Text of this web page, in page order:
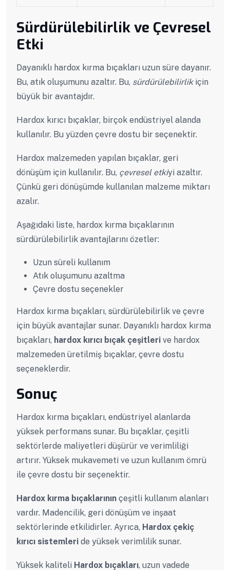
Sürdürülebilirlik ve Çevresel
Etki
Dayanıklı hardox kırma bıçakları uzun süre dayanır.
Bu, atık oluşumunu azaltır. Bu, sürdürülebilirlikiçin
büyük bir avantajdır.
Hardox kırıcı bıçaklar, birçok endüstriyel alanda
kullanılır. Bu yüzden çevre dostu bir seçenektir.
Hardox malzemeden yapılan bıçaklar, geri
dönüşüm için kullanılır. Bu, çevresel etkiyi azaltır.
Çünkü geri dönüşümde kullanılan malzeme miktarı
azalır.
Aşağıdaki liste, hardox kırma bıçaklarının
sürdürülebilirlik avantajlarını özetler:
Uzun süreli kullanım
Atık oluşumunu azaltma
Çevre dostu seçenekler
Hardox kırma bıçakları, sürdürülebilirlik ve çevre
için büyük avantajlar sunar. Dayanıklı hardox kırma
bıçakları, hardox kırıcı bıçak çeşitleri ve hardox
malzemeden üretilmiş bıçaklar, çevre dostu
seçeneklerdir.
Sonuç
Hardox kırma bıçakları, endüstriyel alanlarda
yüksek performans sunar. Bu bıçaklar, çeşitli
sektörlerde maliyetleri düşürür ve verimliliği
artırır. Yüksek mukavemeti ve uzun kullanım ömrü
ile çevre dostu bir seçenektir.
Hardox kırma bıçaklarının çeşitli kullanım alanları
vardır. Madencilik, geri dönüşüm ve inşaat
sektörlerinde etkilidirler. Ayrıca, Hardox çekiç
kırıcı sistemleri de yüksek verimlilik sunar.
Yüksek kaliteli Hardox bıçakları, uzun vadede